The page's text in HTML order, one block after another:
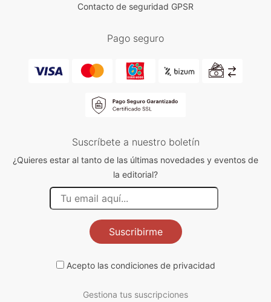
Contacto de seguridad GPSR
Pago seguro
Suscríbete a nuestro boletín
¿Quieres estar al tanto de las últimas novedades y eventos de
la editorial?
Suscribirme
Acepto las condiciones de privacidad
Gestiona tus suscripciones